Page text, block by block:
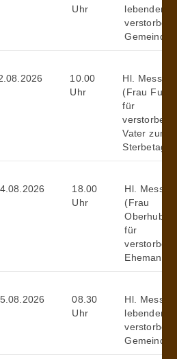
Uhr
lebenden
10.00
Uhr
Hl. Messe
(Frau
für
Vater zum
Sterbetag)
18.00
Uhr
Hl. Messe
(Frau
Oberhuber
für
Ehemann)
08.30
Uhr
Hl. Messe
lebenden